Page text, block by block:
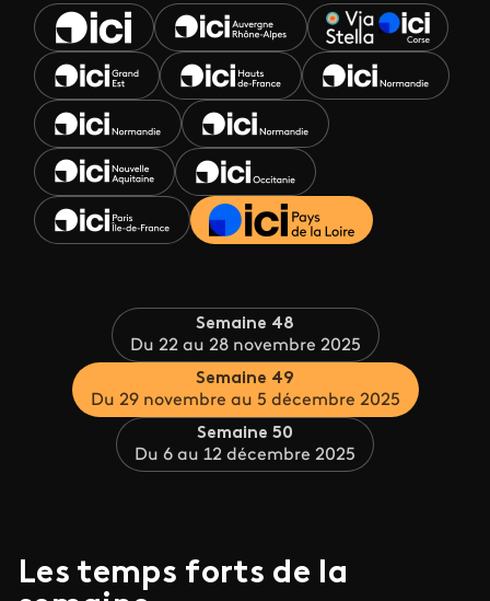
Semaine 48
Du 22 au 28 novembre 2025
Semaine 49
Du 29 novembre au 5 décembre 2025
Semaine 50
Du 6 au 12 décembre 2025
Les temps forts de la